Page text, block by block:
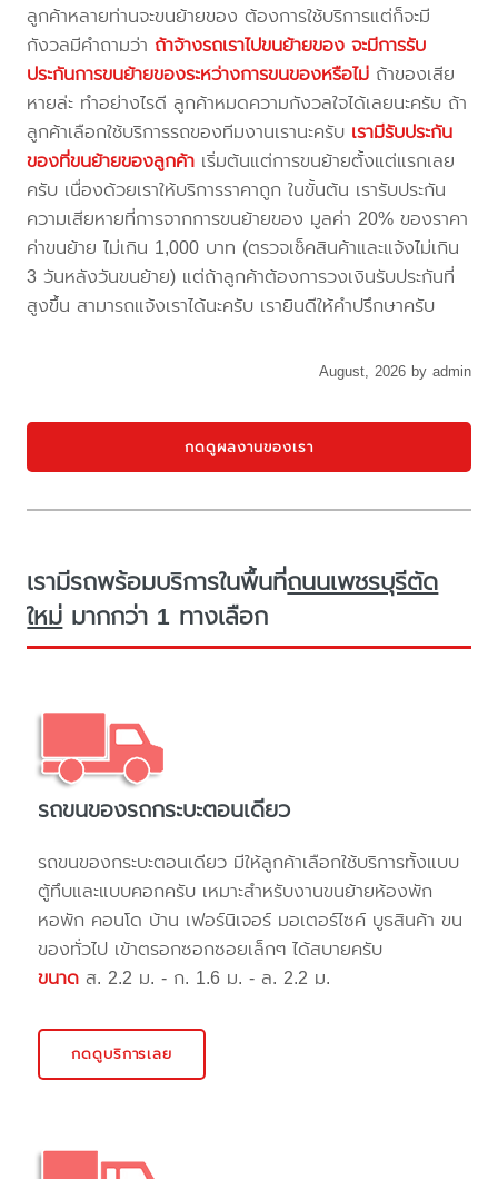
ลูกค้าหลายท่านจะขนย้ายของ ต้องการใช้บริการแต่ก็จะมี
กังวลมีคำถามว่า ถ้าจ้างรถเราไปขนย้ายของ จะมีการรับ
ประกันการขนย้ายของระหว่างการขนของหรือไม่ ถ้าของเสีย
หายล่ะ ทำอย่างไรดี ลูกค้าหมดความกังวลใจได้เลยนะครับ ถ้า
ลูกค้าเลือกใช้บริการรถของทีมงานเรานะครับ เรามีรับประกัน
ของที่ขนย้ายของลูกค้า เริ่มต้นแต่การขนย้ายตั้งแต่แรกเลย
ครับ เนื่องด้วยเราให้บริการราคาถูก ในขั้นต้น เรารับประกัน
ความเสียหายที่การจากการขนย้ายของ มูลค่า 20% ของราคา
ค่าขนย้าย ไม่เกิน 1,000 บาท (ตรวจเช็คสินค้าและแจ้งไม่เกิน
3 วันหลังวันขนย้าย) แต่ถ้าลูกค้าต้องการวงเงินรับประกันที่
สูงขึ้น สามารถแจ้งเราได้นะครับ เรายินดีให้คำปรึกษาครับ
August, 2026 by admin
กดดูผลงานของเรา
เรามีรถพร้อมบริการในพื้นที่ถนนเพชรบุรีตัด
ใหม่ มากกว่า 1 ทางเลือก
รถขนของรถกระบะตอนเดียว
รถขนของกระบะตอนเดียว มีให้ลูกค้าเลือกใช้บริการทั้งแบบ
ตู้ทึบและแบบคอกครับ เหมาะสำหรับงานขนย้ายห้องพัก
หอพัก คอนโด บ้าน เฟอร์นิเจอร์ มอเตอร์ไซค์ บูธสินค้า ขน
ของทั่วไป เข้าตรอกซอกซอยเล็กๆ ได้สบายครับ
ขนาด ส. 2.2 ม. - ก. 1.6 ม. - ล. 2.2 ม.
กดดูบริการเลย